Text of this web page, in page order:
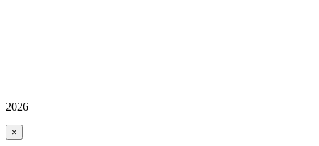
2026
×